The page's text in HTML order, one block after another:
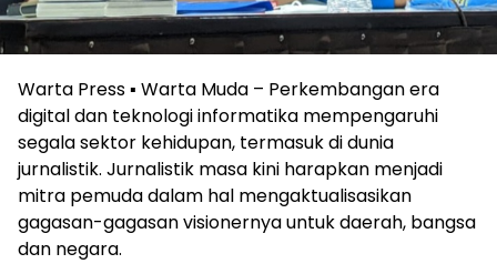
Warta Press ▪︎ Warta Muda – Perkembangan era
digital dan teknologi informatika mempengaruhi
segala sektor kehidupan, termasuk di dunia
jurnalistik. Jurnalistik masa kini harapkan menjadi
mitra pemuda dalam hal mengaktualisasikan
gagasan-gagasan visionernya untuk daerah, bangsa
dan negara.